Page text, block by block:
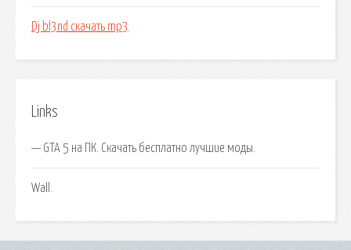
Dj bl3nd скачать mp3
Links
— GTA 5 на ПК. Скачать бесплатно лучшие моды.
Wall.